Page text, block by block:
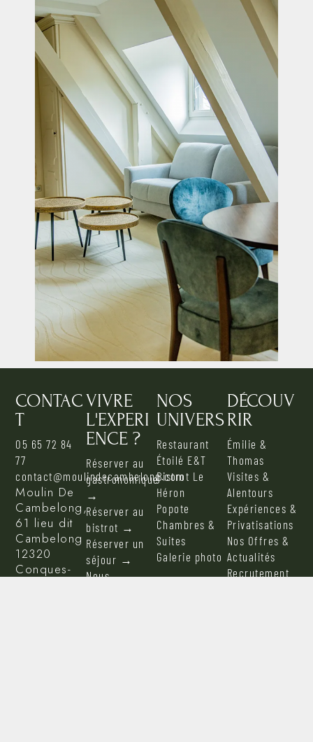
CONTAC
T
05 65 72 84
77
contact@moulindecambelong.com
Moulin De
Cambelong,
61 lieu dit
Cambelong
12320
Conques-
VIVRE
L'EXPERI
ENCE ?
Réserver au
gastronomique
→
Réserver au
bistrot →
Réserver un
séjour →
Nous
NOS
UNIVERS
Restaurant
Étoilé E&T
Bistrot Le
Héron
Popote
Chambres &
Suites
Galerie photo
DÉCOUV
RIR
Émilie &
Thomas
Visites &
Alentours
Expériences &
Privatisations
Nos Offres &
Actualités
Recrutement